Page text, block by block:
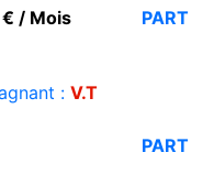
/ Mois
PART
: V.T
PART